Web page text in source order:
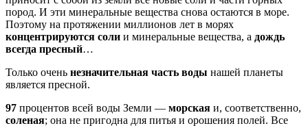
пород. И эти минеральные вещества снова оста­ются в море.
Поэтому на протяжении миллионов лет в морях
концентрируются соли и минеральные вещества, а дождь
всегда пресный…
Только очень незначительная часть воды нашей планеты
являет­ся пресной.
97 процентов всей воды Земли — морская и, соот­ветственно,
соленая; она не пригодна для питья и орошения по­лей. Все